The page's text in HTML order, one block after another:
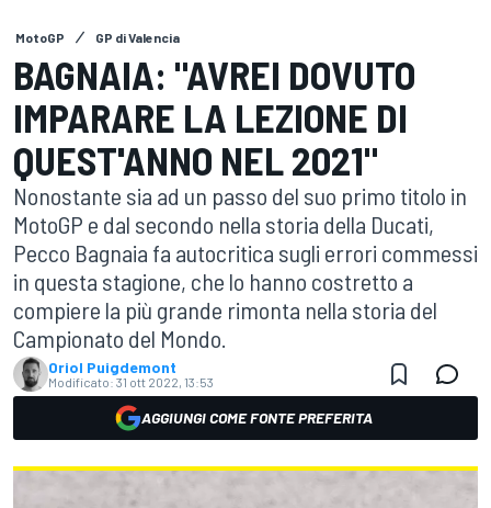
MotoGP GP di Valencia
BAGNAIA: "AVREI DOVUTO
IMPARARE LA LEZIONE DI
QUEST'ANNO NEL 2021"
Nonostante sia ad un passo del suo primo titolo in
MotoGP e dal secondo nella storia della Ducati,
Pecco Bagnaia fa autocritica sugli errori commessi
in questa stagione, che lo hanno costretto a
compiere la più grande rimonta nella storia del
Campionato del Mondo.
Oriol Puigdemont
Modificato: 31 ott 2022, 13:53
AGGIUNGI COME FONTE PREFERITA